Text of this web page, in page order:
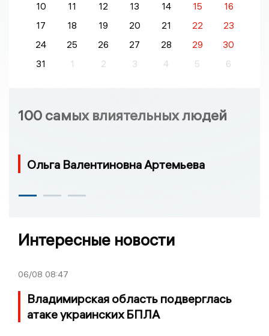
10
11 12 13 14 15
16
17
18 19 20 21 22
23
24
25 26 27 28 29
30
31
1 2 3 4 5 6
100 самых влиятельных людей
Ольга Валентиновна Артемьева
Интересные новости
06/08 08:47
Владимирская область подверглась
атаке украинских БПЛА